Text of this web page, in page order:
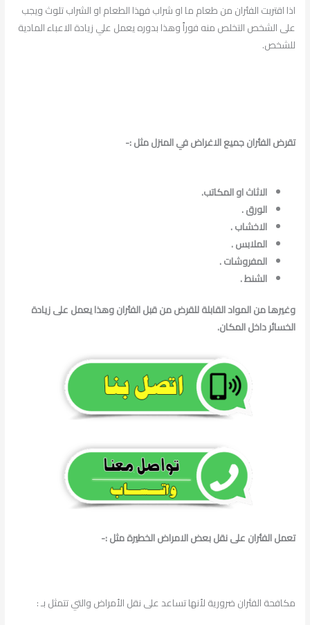
اذا اقتربت الفئران من طعام ما او شراب فهذا الطعام او الشراب تلوث ويجب
على الشخص التخلص منه فوراً وهذا بدوره يعمل علي زيادة الاعباء المادية
للشخص.
تقرض الفئران جميع الاغراض في المنزل مثل :-
الاثاث او المكاتب.
الورق .
الاخشاب .
الملابس .
المفروشات .
الشنط .
وغيرها من المواد القابلة للقرض من قبل الفئران وهذا يعمل على زيادة
الخسائر داخل المكان.
تعمل الفئران على نقل بعض الامراض الخطيرة مثل :-
مكافحة الفئران ضرورية لأنها تساعد على نقل الأمراض والتي تتمثل بـ :